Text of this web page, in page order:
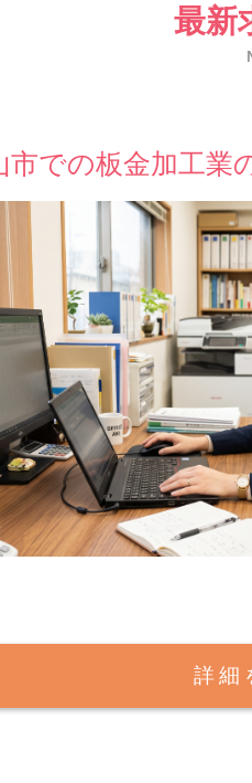
【神⼾市】受付事務
5月3日（水）～5月7
最新
市での板金加工業
詳細